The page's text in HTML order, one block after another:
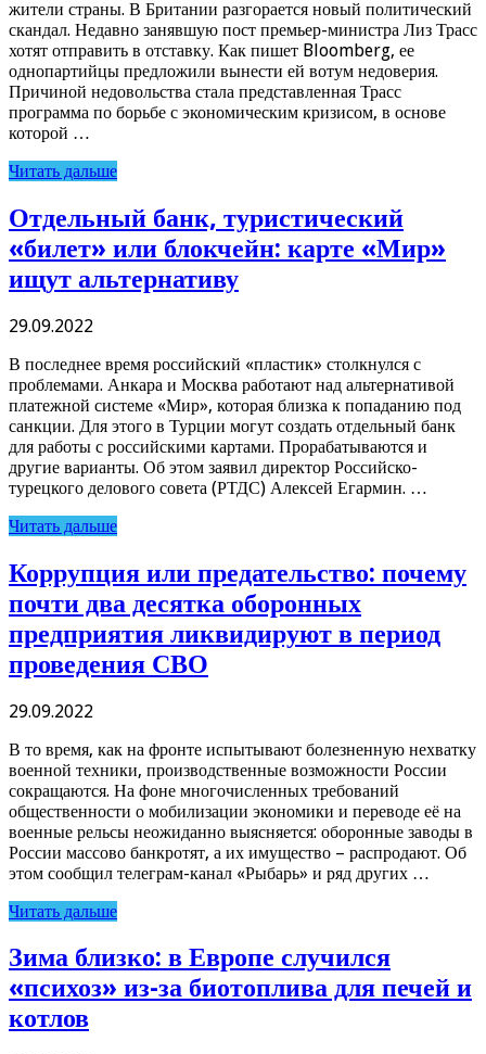
жители страны. В Британии разгорается новый политический
скандал. Недавно занявшую пост премьер-министра Лиз Трасс
хотят отправить в отставку. Как пишет Bloomberg, ее
однопартийцы предложили вынести ей вотум недоверия.
Причиной недовольства стала представленная Трасс
программа по борьбе с экономическим кризисом, в основе
которой …
Читать дальше
Отдельный банк, туристический
«билет» или блокчейн: карте «Мир»
ищут альтернативу
29.09.2022
В последнее время российский «пластик» столкнулся с
проблемами. Анкара и Москва работают над альтернативой
платежной системе «Мир», которая близка к попаданию под
санкции. Для этого в Турции могут создать отдельный банк
для работы с российскими картами. Прорабатываются и
другие варианты. Об этом заявил директор Российско-
турецкого делового совета (РТДС) Алексей Егармин. …
Читать дальше
Коррупция или предательство: почему
почти два десятка оборонных
предприятия ликвидируют в период
проведения СВО
29.09.2022
В то время, как на фронте испытывают болезненную нехватку
военной техники, производственные возможности России
сокращаются. На фоне многочисленных требований
общественности о мобилизации экономики и переводе её на
военные рельсы неожиданно выясняется: оборонные заводы в
России массово банкротят, а их имущество – распродают. Об
этом сообщил телеграм-канал «Рыбарь» и ряд других …
Читать дальше
Зима близко: в Европе случился
«психоз» из-за биотоплива для печей и
котлов